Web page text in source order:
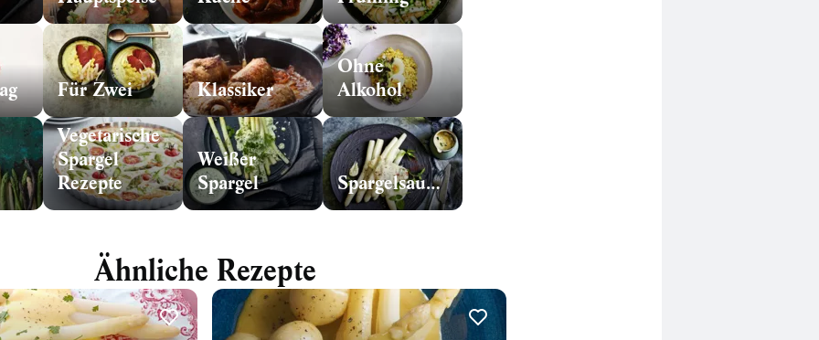
Für Zwei Klassiker
Ohne
Alkohol
Vegetarische
Spargel
Rezepte
Weißer
Spargel
Spargelsaucen
Ähnliche Rezepte